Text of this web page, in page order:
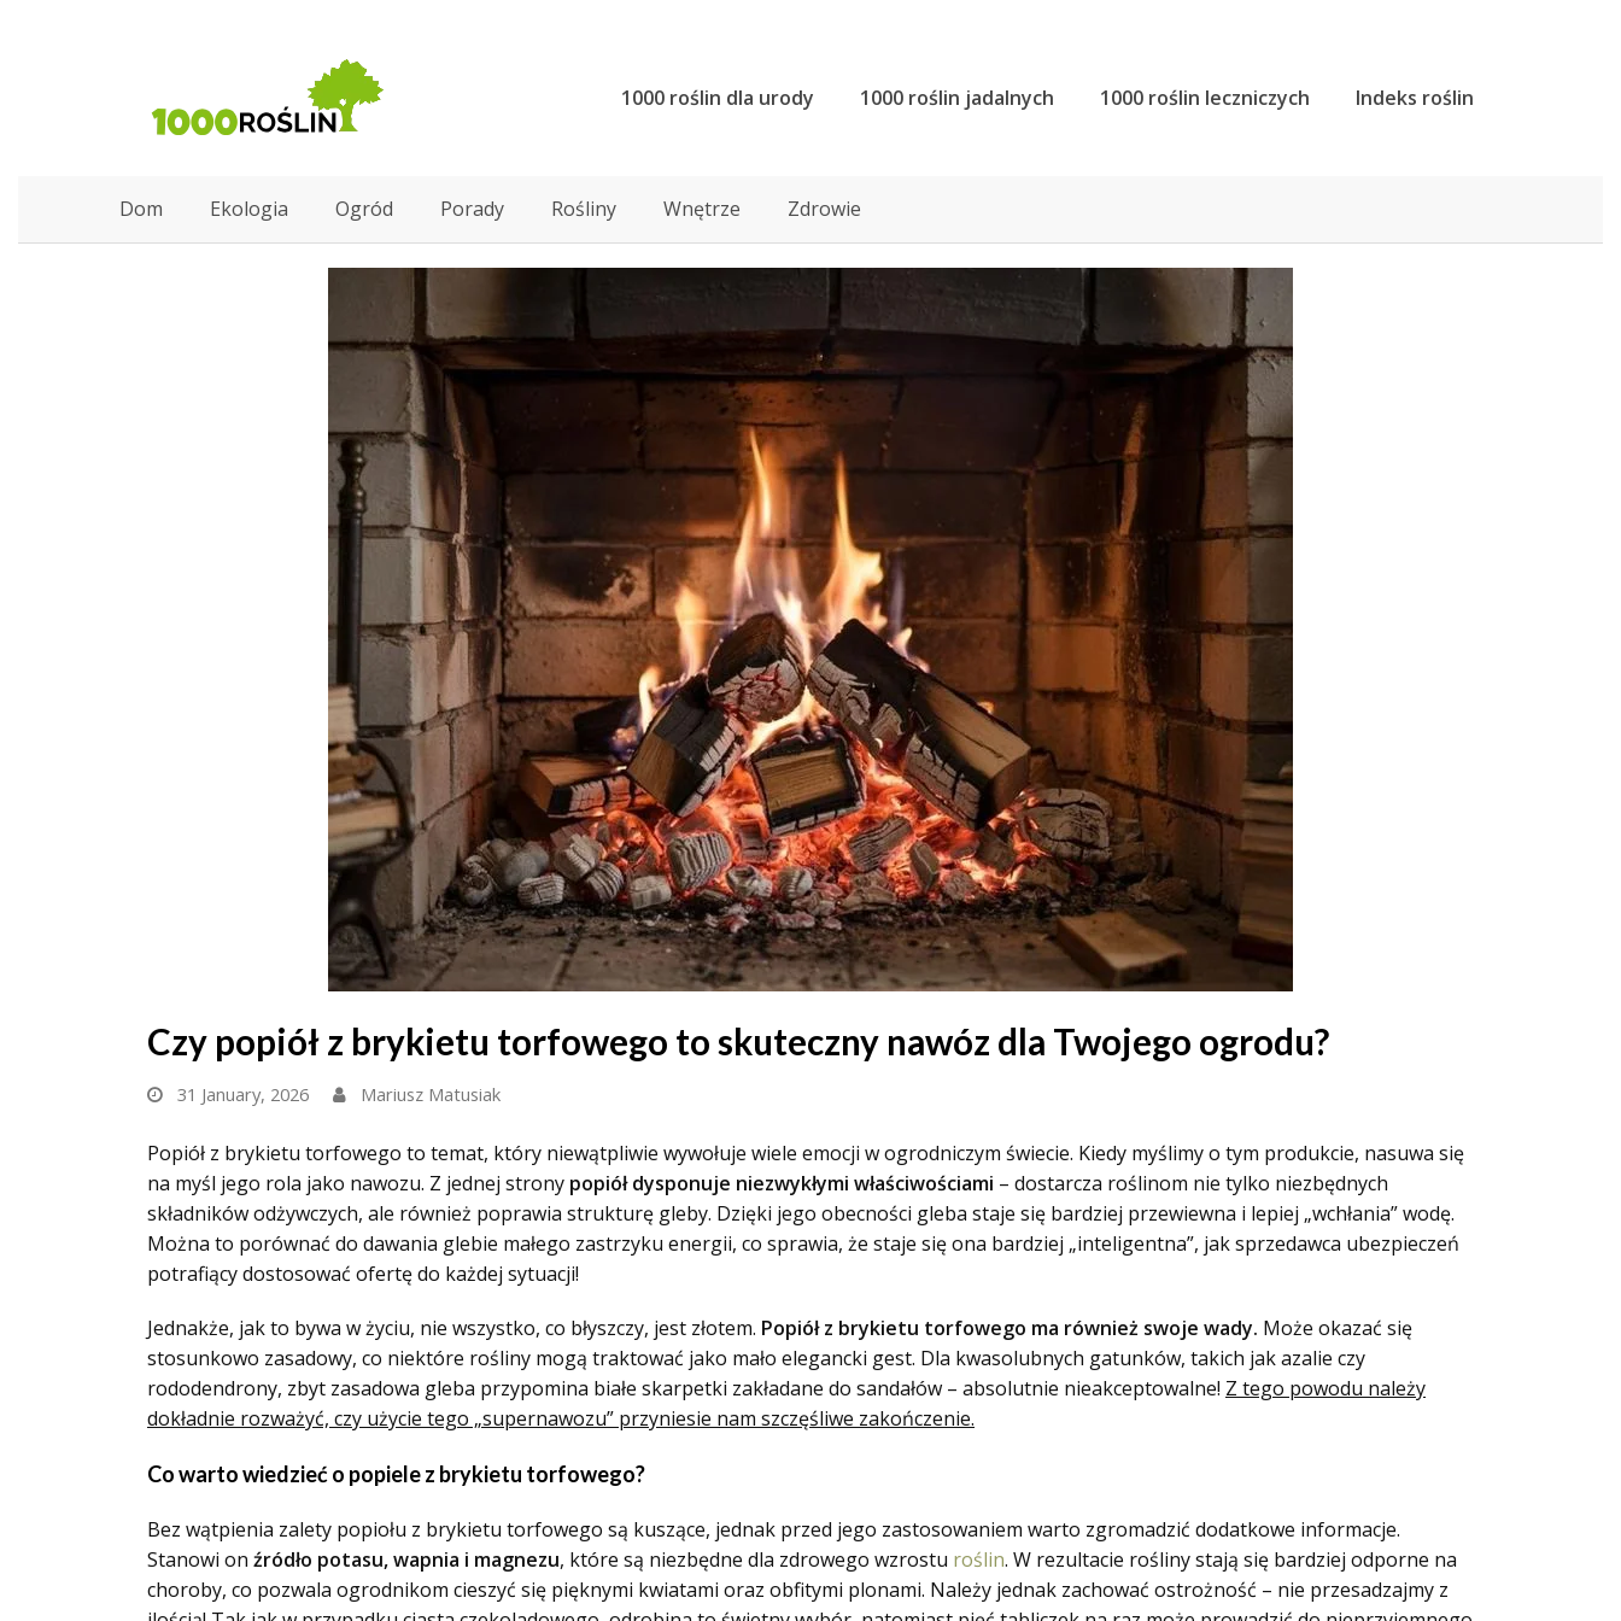
1000 roślin dla urody 1000 roślin jadalnych 1000 roślin leczniczych Indeks roślin
Dom Ekologia Ogród Porady Rośliny Wnętrze Zdrowie
Czy popiół z brykietu torfowego to skuteczny nawóz dla Twojego ogrodu?
31 January, 2026 Mariusz Matusiak
Popiół z brykietu torfowego to temat, który niewątpliwie wywołuje wiele emocji w ogrodniczym świecie. Kiedy myślimy o tym produkcie, nasuwa się
na myśl jego rola jako nawozu. Z jednej strony popiół dysponuje niezwykłymi właściwościami – dostarcza roślinom nie tylko niezbędnych
składników odżywczych, ale również poprawia strukturę gleby. Dzięki jego obecności gleba staje się bardziej przewiewna i lepiej „wchłania” wodę.
Można to porównać do dawania glebie małego zastrzyku energii, co sprawia, że staje się ona bardziej „inteligentna”, jak sprzedawca ubezpieczeń
potrafiący dostosować ofertę do każdej sytuacji!
Jednakże, jak to bywa w życiu, nie wszystko, co błyszczy, jest złotem. Popiół z brykietu torfowego ma również swoje wady. Może okazać się
stosunkowo zasadowy, co niektóre rośliny mogą traktować jako mało elegancki gest. Dla kwasolubnych gatunków, takich jak azalie czy
rododendrony, zbyt zasadowa gleba przypomina białe skarpetki zakładane do sandałów – absolutnie nieakceptowalne! Z tego powodu należy
dokładnie rozważyć, czy użycie tego „supernawozu” przyniesie nam szczęśliwe zakończenie.
Co warto wiedzieć o popiele z brykietu torfowego?
Bez wątpienia zalety popiołu z brykietu torfowego są kuszące, jednak przed jego zastosowaniem warto zgromadzić dodatkowe informacje.
Stanowi on źródło potasu, wapnia i magnezu, które są niezbędne dla zdrowego wzrostu roślin. W rezultacie rośliny stają się bardziej odporne na
choroby, co pozwala ogrodnikom cieszyć się pięknymi kwiatami oraz obfitymi plonami. Należy jednak zachować ostrożność – nie przesadzajmy z